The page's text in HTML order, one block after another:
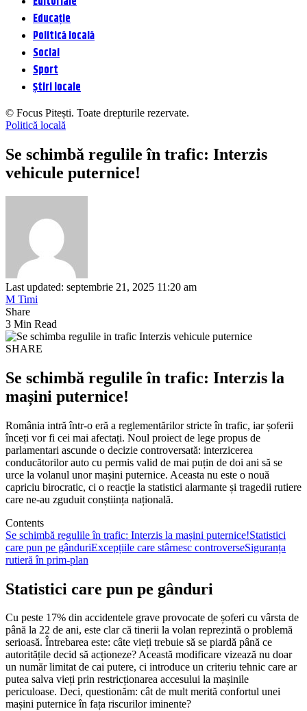
Educație
Politică locală
Social
Sport
Știri locale
© Focus Pitești. Toate drepturile rezervate.
Politică locală
Se schimbă regulile în trafic: Interzis
vehicule puternice!
Last updated: septembrie 21, 2025 11:20 am
M Timi
Share
3 Min Read
SHARE
Se schimbă regulile în trafic: Interzis la
mașini puternice!
România intră într-o eră a reglementărilor stricte în trafic, iar șoferii
înceți vor fi cei mai afectați. Noul proiect de lege propus de
parlamentari ascunde o decizie controversată: interzicerea
conducătorilor auto cu permis valid de mai puțin de doi ani să se
urce la volanul unor mașini puternice. Aceasta nu este o nouă
capriciu birocratic, ci o reacție la statistici alarmante și tragedii rutiere
care ne-au zguduit conștiința națională.
Contents
Se schimbă regulile în trafic: Interzis la mașini puternice!Statistici
care pun pe gânduriExcepțiile care stârnesc controverseSiguranța
rutieră în prim-plan
Statistici care pun pe gânduri
Cu peste 17% din accidentele grave provocate de șoferi cu vârsta de
până la 22 de ani, este clar că tinerii la volan reprezintă o problemă
serioasă. Întrebarea este: câte vieți trebuie să se piardă până ce
autoritățile decid să acționeze? Această modificare vizează nu doar
un număr limitat de cai putere, ci introduce un criteriu tehnic care ar
putea salva vieți prin restricționarea accesului la mașinile
periculoase. Deci, questionăm: cât de mult merită confortul unei
mașini puternice în fața riscurilor iminente?